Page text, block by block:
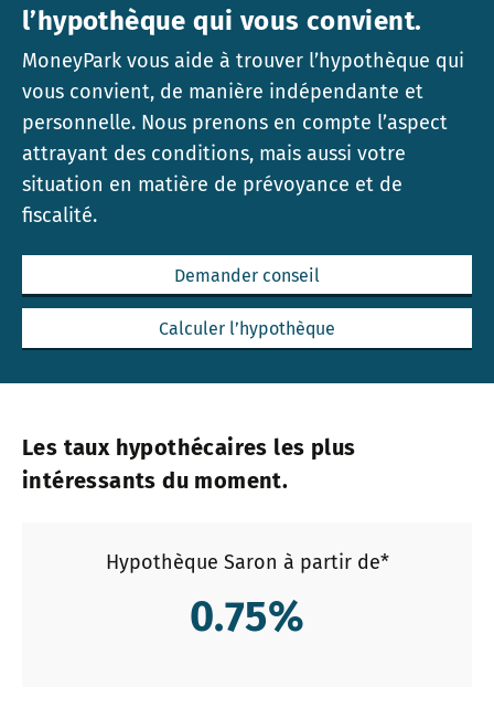
l’hypothèque qui vous convient.
MoneyPark vous aide à trouver l’hypothèque qui
vous convient, de manière indépendante et
personnelle. Nous prenons en compte l’aspect
attrayant des conditions, mais aussi votre
situation en matière de prévoyance et de
fiscalité.
Demander conseil
Calculer l’hypothèque
Les taux hypothécaires les plus
intéressants du moment.
Hypothèque Saron à partir de*
0.75%